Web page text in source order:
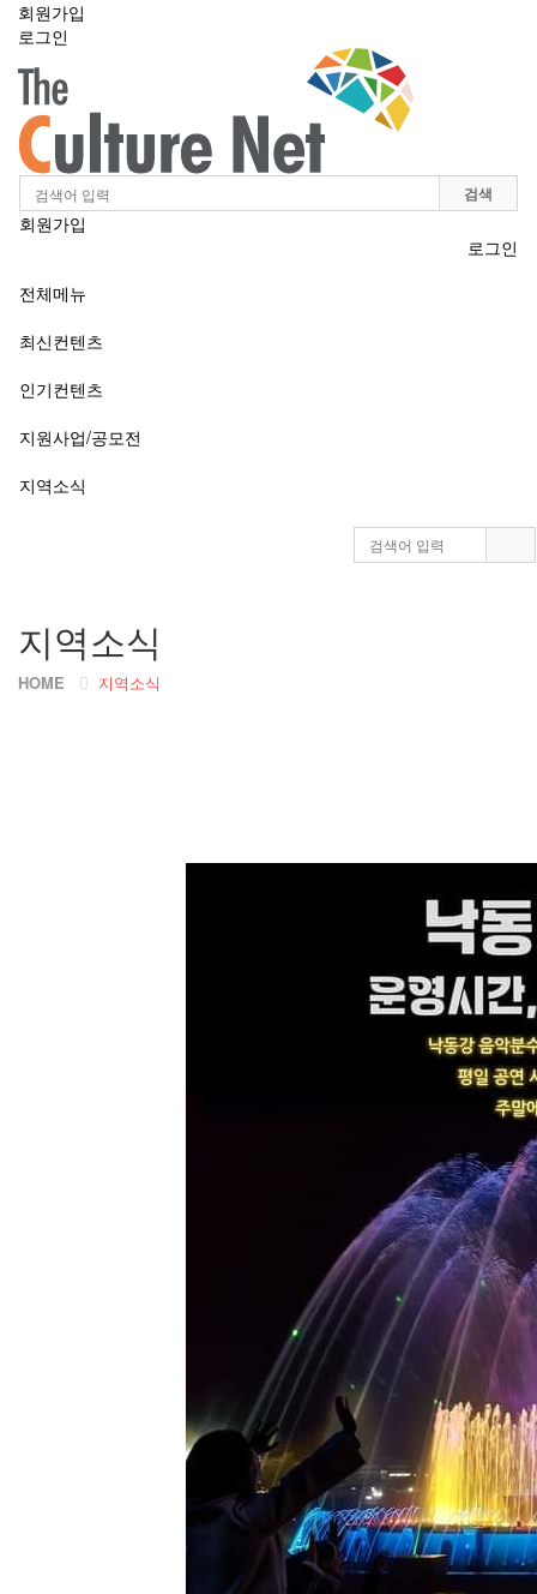
회원가입
로그인
navigation
검색
회원가입
로그인
전체메뉴
최신컨텐츠
인기컨텐츠
지원사업/공모전
지역소식
지역소식
HOME 지역소식